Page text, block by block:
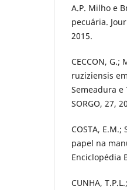
A.P. Milho e
pecuária.
2015.
CECCON, G.;
ruziziensis
Semeadura e
SORGO, 27,
COSTA, E.M.;
papel na
Enciclopédia
CUNHA,